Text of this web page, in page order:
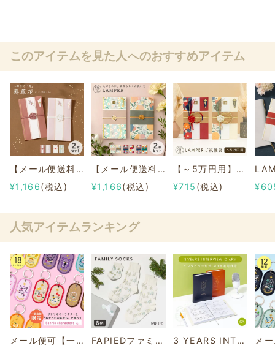
このアイテムを見た人へのおすすめアイテム
【メール便送料無料】寿草花ご祝儀袋 ２枚セット
¥1,166(税込)
【メール便送料無料】LAMPERご祝儀袋 ２枚セット
¥1,166(税込)
【～5万円用】LAMPER ご祝儀袋【メール便可】
¥715 (税込)
人気アイテムランキング
メール便可【一部店舗限定】2/8b PAIR KEY RING Sanrio characters ver.
FAPIEDファミリーソックスセット 総柄
3 YEARS INTERVIEW DIARY